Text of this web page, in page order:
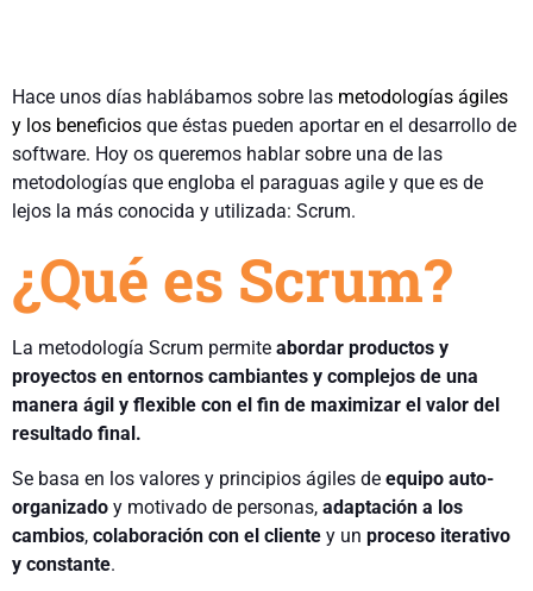
Hace unos días hablábamos sobre las metodologías ágiles
y los beneficios que éstas pueden aportar en el desarrollo de
software. Hoy os queremos hablar sobre una de las
metodologías que engloba el paraguas agile y que es de
lejos la más conocida y utilizada: Scrum.
¿Qué es Scrum?
La metodología Scrum permite abordar productos y
proyectos en entornos cambiantes y complejos de una
manera ágil y flexible con el fin de maximizar el valor del
resultado final.
Se basa en los valores y principios ágiles de equipo auto-
organizado y motivado de personas, adaptación a los
cambios, colaboración con el cliente y un proceso iterativo
y constante.